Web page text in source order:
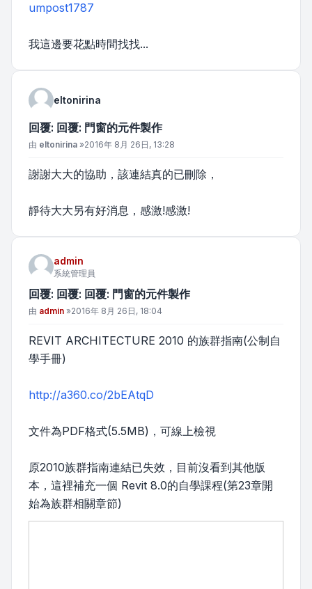
umpost1787
我這邊要花點時間找找...
eltonirina
回覆: 回覆: 門窗的元件製作
文章
由 eltonirina »2016年 8月 26日, 13:28
謝謝大大的協助，該連結真的已刪除，
靜待大大另有好消息，感激!感激!
admin
系統管理員
回覆: 回覆: 回覆: 門窗的元件製作
文章
由 admin »2016年 8月 26日, 18:04
REVIT ARCHITECTURE 2010 的族群指南(公制自
學手冊)
http://a360.co/2bEAtqD
文件為PDF格式(5.5MB)，可線上檢視
原2010族群指南連結已失效，目前沒看到其他版
本，這裡補充一個 Revit 8.0的自學課程(第23章開
始為族群相關章節)